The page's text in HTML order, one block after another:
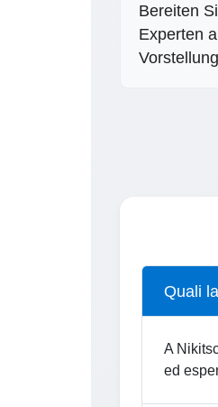
Bereiten
Experten
Quali
A
ed